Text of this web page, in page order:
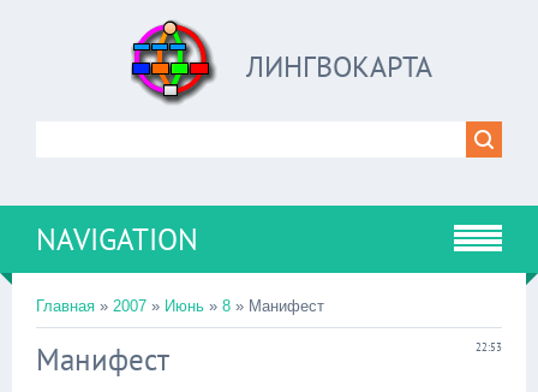
ЛИНГВОКАРТА
NAVIGATION
Главная » 2007 » Июнь » 8 » Манифест
22:53
Манифест